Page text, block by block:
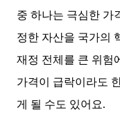
중 하나는 극심한 가
정한 자산을 국가의
재정 전체를 큰 위험
가격이 급락이라도
게 될 수도 있어요.